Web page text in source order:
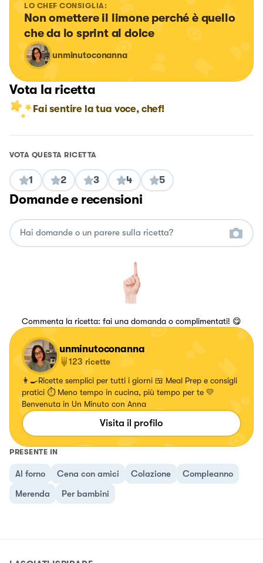
LO CHEF CONSIGLIA:
Non omettere il limone perché è quello
che da lo sprint al dolce
unminutoconanna
Vota la ricetta
Fai sentire la tua voce, chef!
VOTA QUESTA RICETTA
1 2 3 4 5
Domande e recensioni
Commenta la ricetta: fai una domanda o complimentati! 😋
unminutoconanna
123 ricette
👩‍🍳Ricette semplici per tutti i giorni 🍱 Meal Prep e consigli
pratici ⏱️ Meno tempo in cucina, più tempo per te 💛
Benvenuta in Un Minuto con Anna
Visita il profilo
PRESENTE IN
Al forno Cena con amici Colazione
Compleanno
Merenda
Per bambini